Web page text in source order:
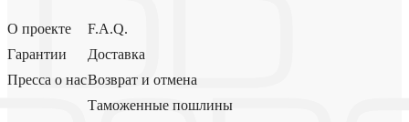
О проекте
Гарантии
Пресса о нас
F.A.Q.
Доставка
Возврат и отмена
Таможенные пошлины